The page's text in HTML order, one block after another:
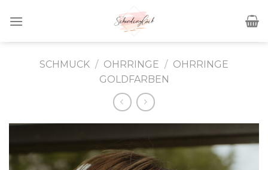
SCHMUCK / OHRRINGE / OHRRINGE
GOLDFARBEN